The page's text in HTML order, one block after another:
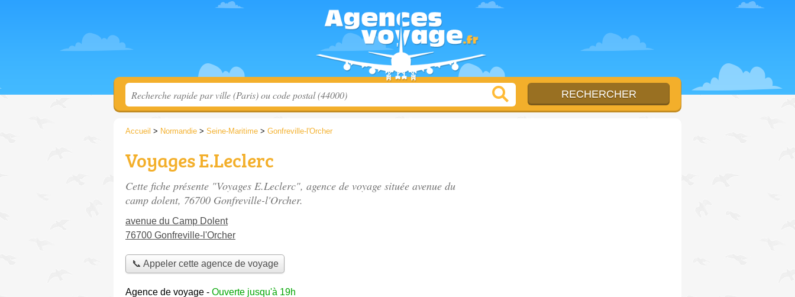
Accueil > Normandie > Seine-Maritime > Gonfreville-l'Orcher
Voyages E.Leclerc
Cette fiche présente "Voyages E.Leclerc", agence de voyage située avenue du
camp dolent, 76700 Gonfreville-l'Orcher.
avenue du Camp Dolent
76700 Gonfreville-l'Orcher
📞 Appeler cette agence de voyage
Agence de voyage - Ouverte jusqu'à 19h